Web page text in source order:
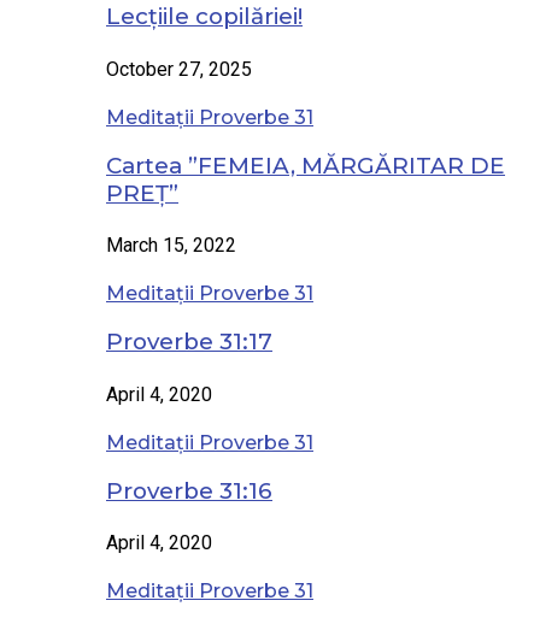
Lecțiile copilăriei!
October 27, 2025
Meditații Proverbe 31
Cartea ”FEMEIA, MĂRGĂRITAR DE
PREȚ”
March 15, 2022
Meditații Proverbe 31
Proverbe 31:17
April 4, 2020
Meditații Proverbe 31
Proverbe 31:16
April 4, 2020
Meditații Proverbe 31